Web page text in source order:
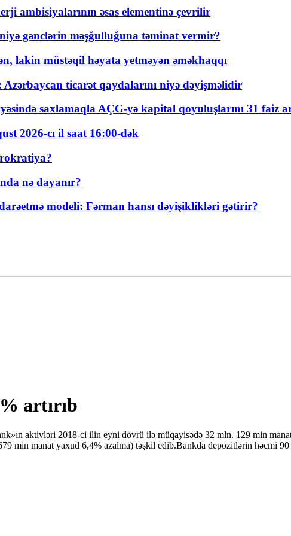
ambisiyalarının əsas elementinə çevrilir
gənclərin məşğulluğuna təminat vermir?
lakin müstəqil həyata yetməyən əməkhaqqı
ticarət qaydalarını niyə dəyişməlidir
saxlamaqla AÇG-yə kapital qoyuluşlarını 31 faiz
2026-cı il saat 16:00-dək
nə dayanır?
modeli: Fərman hansı dəyişiklikləri gətirir?
artırıb
aktivləri 2018-ci ilin eyni dövrü ilə müqayisədə 32 mln. 129 min
min manat yaxud 6,4% azalma) təşkil edib.Bankda depozitlərin həcmi